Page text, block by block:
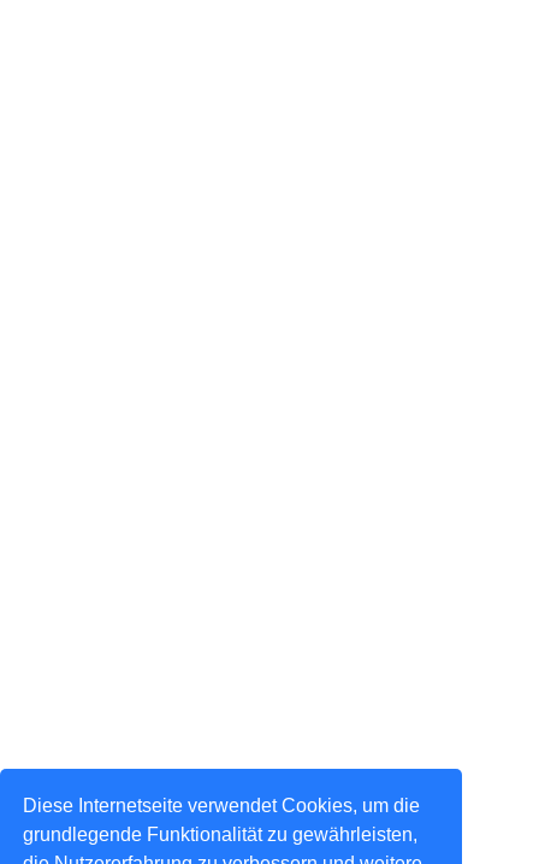
Diese Internetseite verwendet Cookies, um die
grundlegende Funktionalität zu gewährleisten,